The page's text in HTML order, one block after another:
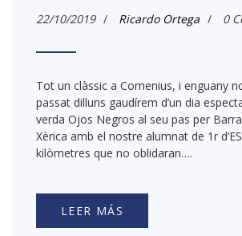
22/10/2019 / Ricardo Ortega / 0
Tot un clàssic a Comenius, i enguany
passat dilluns gaudírem d’un dia
verda Ojos Negros al seu pas per
Xèrica amb el nostre alumnat de 1r
kilòmetres que no oblidaran….
LEER MÁS